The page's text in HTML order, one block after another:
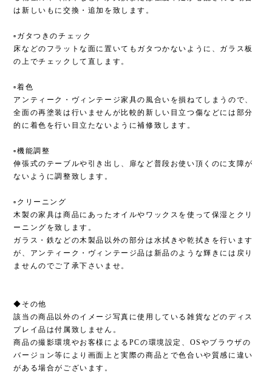
は新しいもに交換・追加を致します。
▫︎ガタつきのチェック
床などのフラットな面に置いてもガタつかないように、ガラス板
の上でチェックして直します。
▫︎着色
アンティーク・ヴィンテージ家具の風合いを損ねてしまうので、
全面の再塗装は行いませんが比較的新しい目立つ傷などには部分
的に着色を行い目立たないように補修致します。
▫︎機能調整
伸張式のテーブルや引き出し、扉など普段お使い頂くのに支障が
ないように調整致します。
▫︎クリーニング
木製の家具は商品にあったオイルやワックスを使って保湿とクリ
ーニングを致します。
ガラス・鉄などの木製品以外の部分は水拭きや乾拭きを行います
が、アンティーク・ヴィンテージ品は新品のような輝きには戻り
ませんのでご了承下さいませ。
◆その他
該当の商品以外のイメージ写真に使用している雑貨などのディス
プレイ品は付属致しません。
商品の撮影環境やお客様によるPCの環境設定、OSやブラウザの
バージョン等により画面上と実際の商品とで色合いや質感に違い
がある場合がございます。